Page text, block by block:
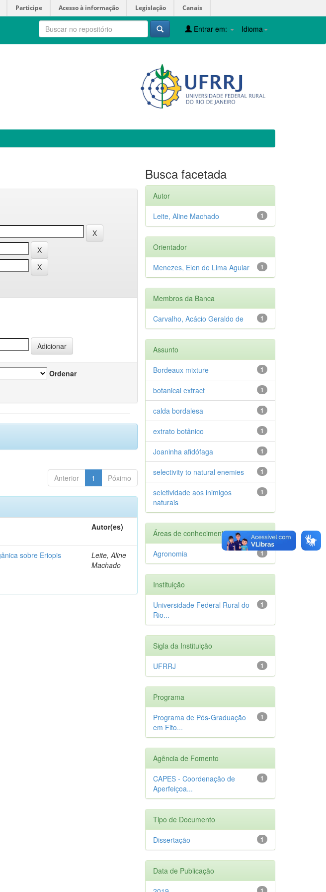
Participe Acesso à informação Legislação Canais
Idioma
Entrar em:
Ordenar
Anterior 1 Póximo
Autor(es)
sobre Eriopis
Leite, Aline
Machado
Busca facetada
Autor
1
Leite, Aline Machado
Orientador
1
Menezes, Elen de Lima Aguiar
Membros da Banca
1
Carvalho, Acácio Geraldo de
Assunto
1
Bordeaux mixture
1
botanical extract
1
calda bordalesa
1
extrato botânico
1
Joaninha afidófaga
1
selectivity to natural enemies
1
seletividade aos inimigos
naturais
Áreas de conhecimento
1
Agronomia
Instituição
1
Universidade Federal Rural do
Rio...
Sigla da Instituição
1
UFRRJ
Programa
1
Programa de Pós-Graduação
em Fito...
Agência de Fomento
1
CAPES - Coordenação de
Aperfeiçoa...
Tipo de Documento
1
Dissertação
Data de Publicação